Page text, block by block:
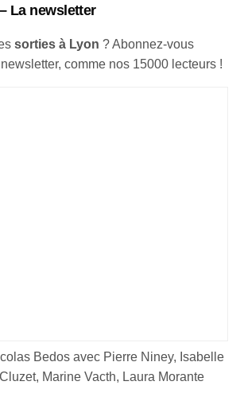
La newsletter
sorties à Lyon ? Abonnez-vous
comme nos 15000 lecteurs !
Bedos avec Pierre Niney, Isabelle
Marine Vacth, Laura Morante